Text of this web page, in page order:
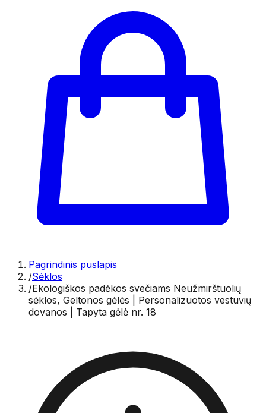
Pagrindinis puslapis
/Sėklos
/Ekologiškos padėkos svečiams Neužmirštuolių
sėklos, Geltonos gėlės | Personalizuotos vestuvių
dovanos | Tapyta gėlė nr. 18